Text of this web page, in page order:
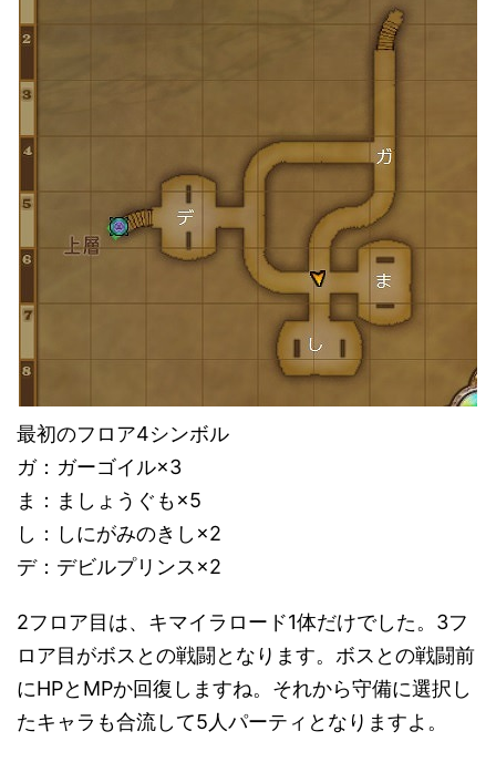
最初のフロア4シンボル
ガ：ガーゴイル×3
ま：ましょうぐも×5
し：しにがみのきし×2
デ：デビルプリンス×2
2フロア目は、キマイラロード1体だけでした。3フ
ロア目がボスとの戦闘となります。ボスとの戦闘前
にHPとMPか回復しますね。それから守備に選択し
たキャラも合流して5人パーティとなりますよ。